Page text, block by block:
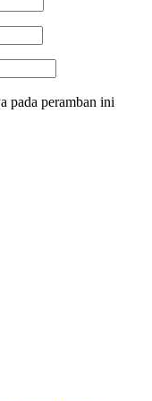
pada peramban ini